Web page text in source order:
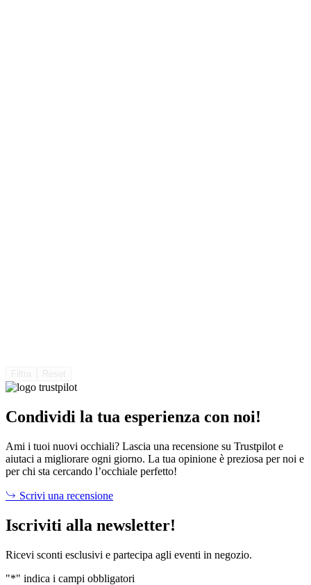
Condividi la tua esperienza con noi!
Ami i tuoi nuovi occhiali? Lascia una recensione su Trustpilot e
aiutaci a migliorare ogni giorno. La tua opinione è preziosa per noi e
per chi sta cercando l’occhiale perfetto!
Scrivi una recensione
Iscriviti alla newsletter!
Ricevi sconti esclusivi e partecipa agli eventi in negozio.
"*" indica i campi obbligatori